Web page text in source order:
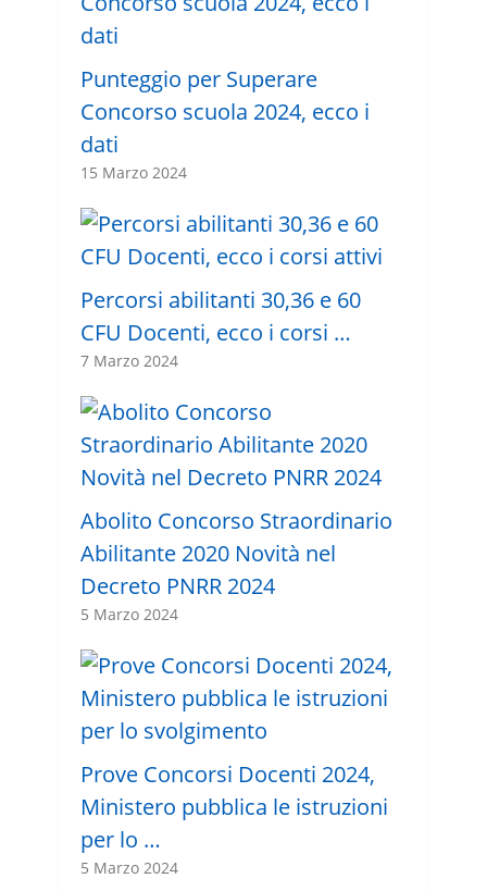
Punteggio per Superare
Concorso scuola 2024, ecco i
dati
15 Marzo 2024
Percorsi abilitanti 30,36 e 60
CFU Docenti, ecco i corsi …
7 Marzo 2024
Abolito Concorso Straordinario
Abilitante 2020 Novità nel
Decreto PNRR 2024
5 Marzo 2024
Prove Concorsi Docenti 2024,
Ministero pubblica le istruzioni
per lo …
5 Marzo 2024